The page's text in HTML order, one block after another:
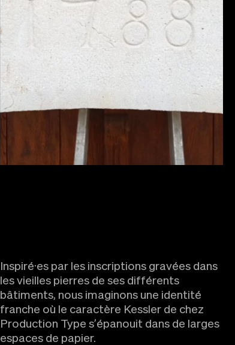
Inspiré·es par les inscriptions gravées dans
les vieilles pierres de ses différents
bâtiments, nous imaginons une identité
franche où le caractère Kessler de chez
Production Type s’épanouit dans de larges
espaces de papier.